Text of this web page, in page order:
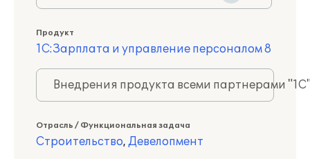
Продукт
1С:Зарплата и управление персоналом 8
Внедрения продукта всеми партнерами
Отрасль / Функциональная задача
Строительство, Девелопмент